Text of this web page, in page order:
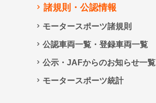
諸規則・公認情報
モータースポーツ諸規則
公認車両一覧・登録車両一覧
公示・JAFからのお知らせ一覧
モータースポーツ統計